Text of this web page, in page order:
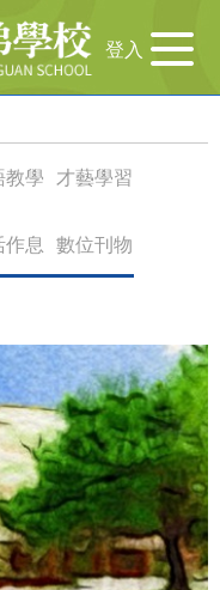
导
航
切
登入
教學 才藝學習
作息 數位刊物